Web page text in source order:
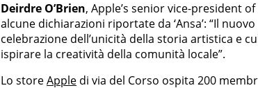
Deirdre O’Brien, Apple’s senior vice-president
alcune dichiarazioni riportate da ‘Ansa’: “Il
celebrazione dell’unicità della storia artistica e
ispirare la creatività della comunità locale”.
Lo storeApple di via del Corso ospita 200